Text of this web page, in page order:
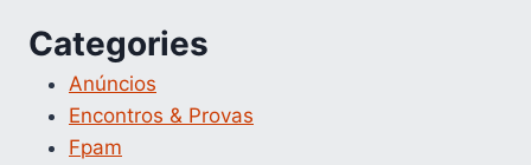
Categories
Anúncios
Encontros & Provas
Fpam